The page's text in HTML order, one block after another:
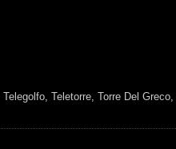
Telegolfo, Teletorre, Torre Del Greco,